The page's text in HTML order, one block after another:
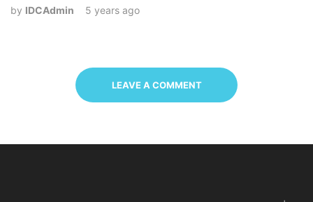
by IDCAdmin 5 years ago
LEAVE A COMMENT